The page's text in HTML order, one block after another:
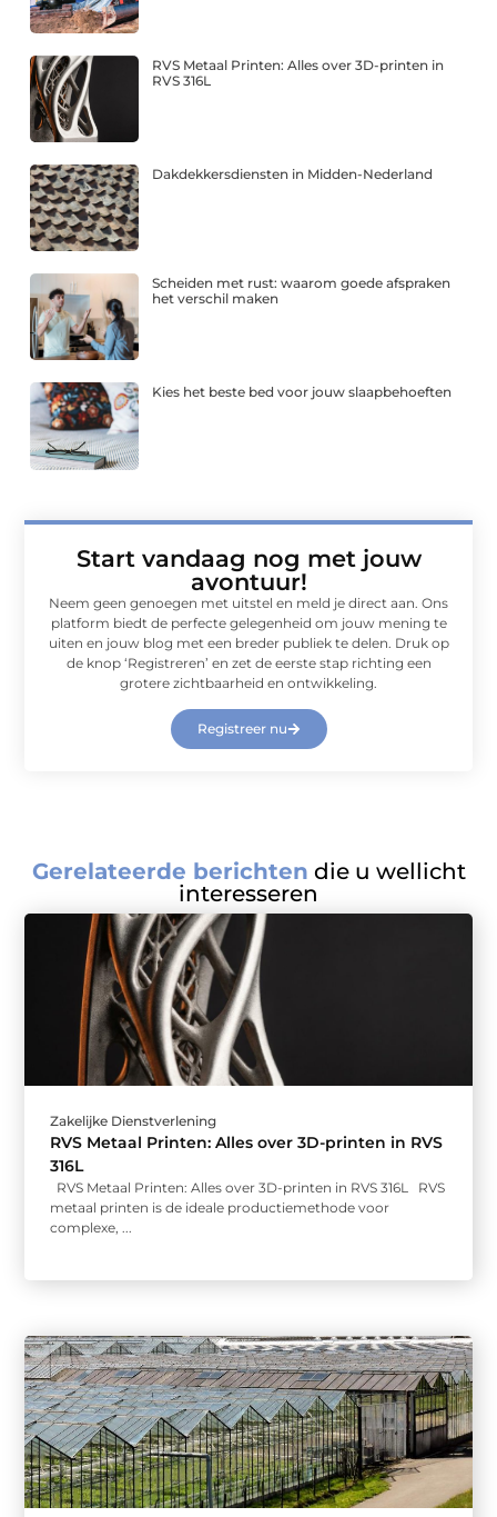
RVS Metaal Printen: Alles over 3D-printen in
RVS 316L
Dakdekkersdiensten in Midden-Nederland
Scheiden met rust: waarom goede afspraken
het verschil maken
Kies het beste bed voor jouw slaapbehoeften
Start vandaag nog met jouw
avontuur!
Neem geen genoegen met uitstel en meld je direct aan. Ons
platform biedt de perfecte gelegenheid om jouw mening te
uiten en jouw blog met een breder publiek te delen. Druk op
de knop ‘Registreren’ en zet de eerste stap richting een
grotere zichtbaarheid en ontwikkeling.
Registreer nu
Gerelateerde berichten die u wellicht
interesseren
Zakelijke Dienstverlening
RVS Metaal Printen: Alles over 3D-printen in RVS
316L
RVS Metaal Printen: Alles over 3D-printen in RVS 316L RVS
metaal printen is de ideale productiemethode voor
complexe, ...